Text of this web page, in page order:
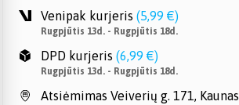
Venipak kurjeris (5,99 €)
Rugpjūtis 13d. - Rugpjūtis 18d.
DPD kurjeris (6,99 €)
Rugpjūtis 13d. - Rugpjūtis 18d.
Atsiėmimas Veiverių g. 171, Kaunas